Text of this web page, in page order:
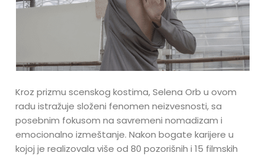
Kroz prizmu scenskog kostima, Selena Orb u ovom
radu istražuje složeni fenomen neizvesnosti, sa
posebnim fokusom na savremeni nomadizam i
emocionalno izmeštanje. Nakon bogate karijere u
kojoj je realizovala više od 80 pozorišnih i 15 filmskih